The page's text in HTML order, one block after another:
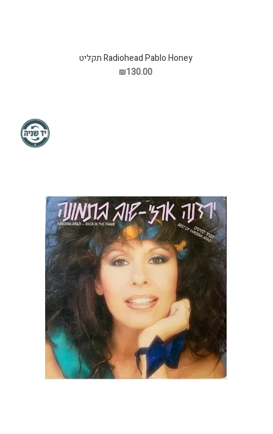
Radiohead Pablo Honey תקליט
₪130.00